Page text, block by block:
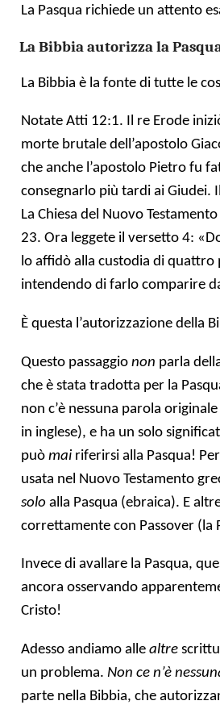
La Pasqua richiede un attento
La Bibbia autorizza la
La Bibbia è la fonte di tutte le
Notate Atti 12:1. Il re Erode
morte brutale dell’apostolo
che anche l’apostolo Pietro fu
consegnarlo più tardi ai
La Chiesa del Nuovo
23. Ora leggete il versetto 4:
lo affidò alla custodia di
intendendo di farlo comparire
È questa l’autorizzazione della
Questo passaggionon parla
che è stata tradotta per la
non c’è nessuna parola
in inglese), e ha un solo
puòmai riferirsi alla Pasqua!
usata nel Nuovo Testamento
solo alla Pasqua (ebraica). E
correttamente con Passover (la
Invece di avallare la Pasqua,
ancora osservando
Cristo!
Adesso andiamo allealtre
un problema. Non ce n’è
parte nella Bibbia, che